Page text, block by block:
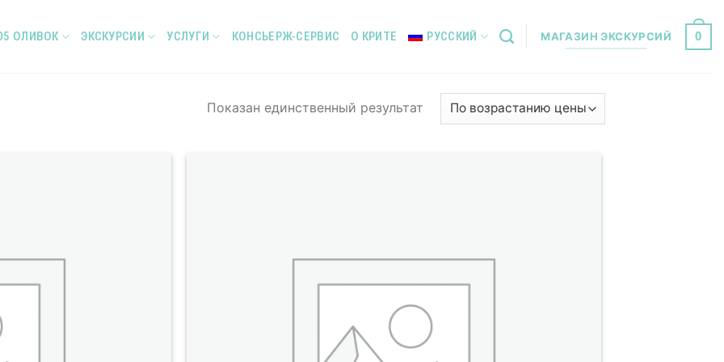
ОЛИВОК ЭКСКУРСИИ УСЛУГИ КОНСЬЕРЖ-СЕРВИС О КРИТЕ РУССКИЙ МАГАЗИН ЭКСКУРСИЙ 0
Показан единственный результат